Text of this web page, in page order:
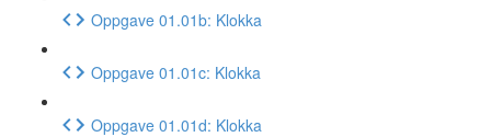
Oppgave 01.01b: Klokka
Oppgave 01.01c: Klokka
Oppgave 01.01d: Klokka